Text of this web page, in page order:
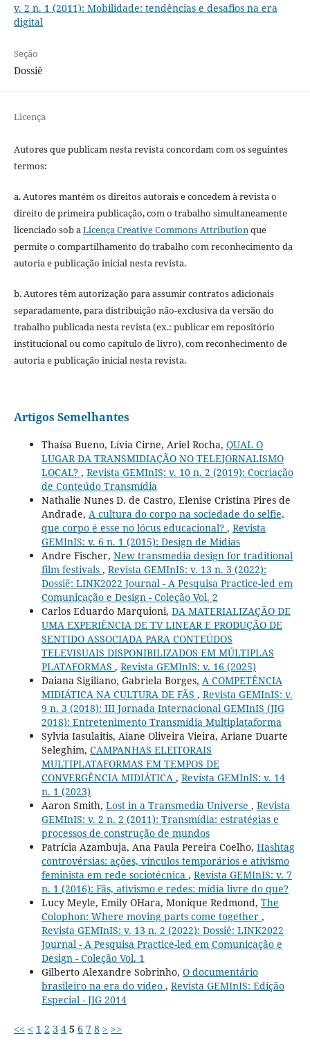
v. 2 n. 1 (2011): Mobilidade: tendências e desafios na era
digital
Seção
Dossiê
Licença
Autores que publicam nesta revista concordam com os seguintes
termos:
a. Autores mantém os direitos autorais e concedem à revista o
direito de primeira publicação, com o trabalho simultaneamente
licenciado sob aLicença Creative Commons Attributionque
permite o compartilhamento do trabalho com reconhecimento da
autoria e publicação inicial nesta revista.
b. Autores têm autorização para assumir contratos adicionais
separadamente, para distribuição não-exclusiva da versão do
trabalho publicada nesta revista (ex.: publicar em repositório
institucional ou como capítulo de livro), com reconhecimento de
autoria e publicação inicial nesta revista.
Artigos Semelhantes
Thaísa Bueno, Lívia Cirne, Ariel Rocha, QUAL O
LUGAR DA TRANSMIDIAÇÃO NO TELEJORNALISMO
LOCAL? , Revista GEMInIS: v. 10 n. 2 (2019): Cocriação
de Conteúdo Transmídia
Nathalie Nunes D. de Castro, Elenise Cristina Pires de
Andrade, A cultura do corpo na sociedade do selfie,
que corpo é esse no lócus educacional? , Revista
GEMInIS: v. 6 n. 1 (2015): Design de Mídias
Andre Fischer, New transmedia design for traditional
film festivals , Revista GEMInIS: v. 13 n. 3 (2022):
Dossiê: LINK2022 Journal - A Pesquisa Practice-led em
Comunicação e Design - Coleção Vol. 2
Carlos Eduardo Marquioni, DA MATERIALIZAÇÃO DE
UMA EXPERIÊNCIA DE TV LINEAR E PRODUÇÃO DE
SENTIDO ASSOCIADA PARA CONTEÚDOS
TELEVISUAIS DISPONIBILIZADOS EM MÚLTIPLAS
PLATAFORMAS , Revista GEMInIS: v. 16 (2025)
Daiana Sigiliano, Gabriela Borges, A COMPETÊNCIA
MIDIÁTICA NA CULTURA DE FÃS , Revista GEMInIS: v.
9 n. 3 (2018): III Jornada Internacional GEMInIS (JIG
2018): Entretenimento Transmídia Multiplataforma
Sylvia Iasulaitis, Aiane Oliveira Vieira, Ariane Duarte
Seleghim, CAMPANHAS ELEITORAIS
MULTIPLATAFORMAS EM TEMPOS DE
CONVERGÊNCIA MIDIÁTICA , Revista GEMInIS: v. 14
n. 1 (2023)
Aaron Smith, Lost in a Transmedia Universe , Revista
GEMInIS: v. 2 n. 2 (2011): Transmídia: estratégias e
processos de construção de mundos
Patrícia Azambuja, Ana Paula Pereira Coelho, Hashtag
controvérsias: ações, vínculos temporários e ativismo
feminista em rede sociotécnica , Revista GEMInIS: v. 7
n. 1 (2016): Fãs, ativismo e redes: mídia livre do que?
Lucy Meyle, Emily OHara, Monique Redmond, The
Colophon: Where moving parts come together ,
Revista GEMInIS: v. 13 n. 2 (2022): Dossiê: LINK2022
Journal - A Pesquisa Practice-led em Comunicação e
Design - Coleção Vol. 1
Gilberto Alexandre Sobrinho, O documentário
brasileiro na era do vídeo , Revista GEMInIS: Edição
Especial - JIG 2014
<< < 1 2 3 4 5 6 7 8 > >>